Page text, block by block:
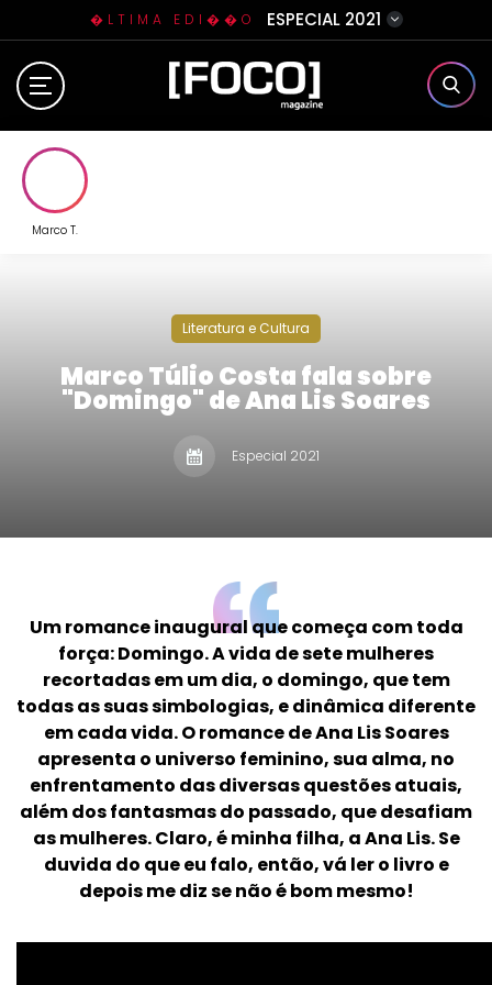
�LTIMA EDI��O ESPECIAL 2021
Home
Contato
Marco T.
Literatura e Cultura
Marco Túlio Costa fala sobre
"Domingo" de Ana Lis Soares
Especial 2021
Um romance inaugural que começa com toda
força: Domingo. A vida de sete mulheres
recortadas em um dia, o domingo, que tem
todas as suas simbologias, e dinâmica diferente
em cada vida. O romance de Ana Lis Soares
apresenta o universo feminino, sua alma, no
enfrentamento das diversas questões atuais,
além dos fantasmas do passado, que desafiam
as mulheres. Claro, é minha filha, a Ana Lis. Se
duvida do que eu falo, então, vá ler o livro e
depois me diz se não é bom mesmo!